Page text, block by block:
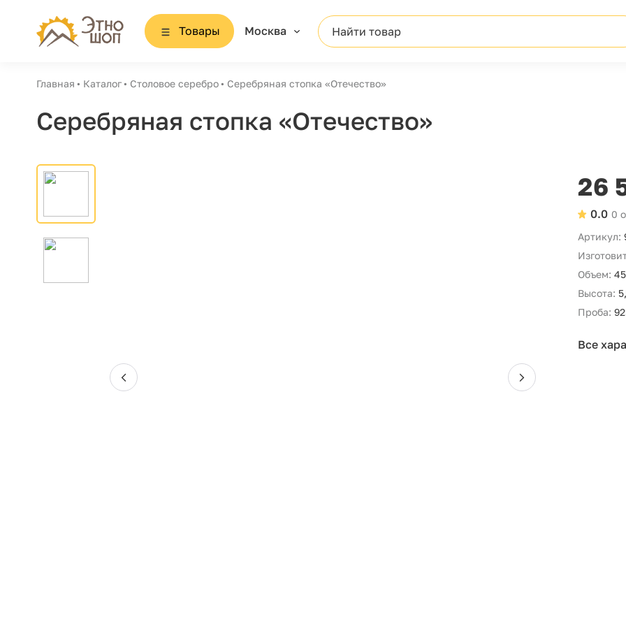
Товары Москва Найти товар
Главная Каталог Столовое серебро Серебряная стопка «Отечество»
Серебряная стопка «Отечество»
26
0
0.0
Артикул:
Объем:
Высота:
Проба:
Все